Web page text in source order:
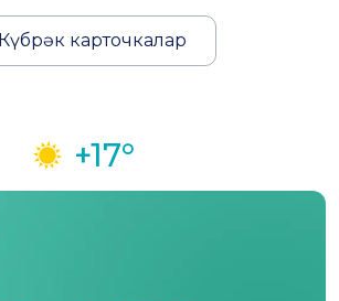
Күбрәк карточкалар
+17°